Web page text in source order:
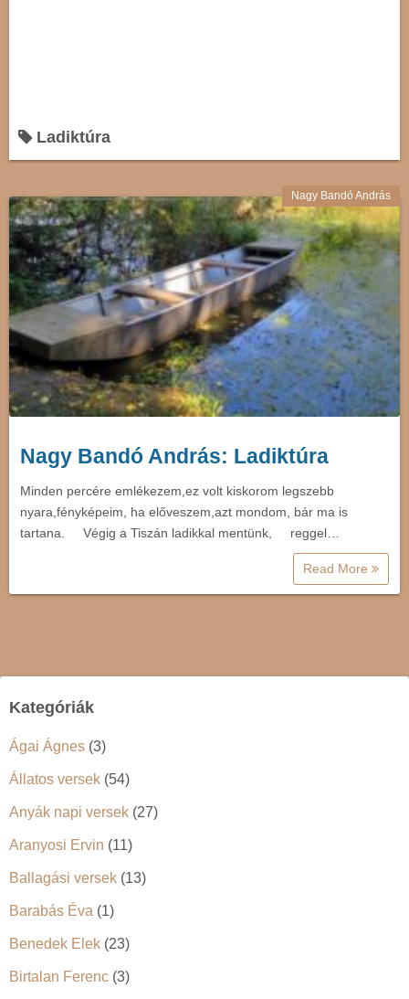
Ladiktúra
Nagy Bandó András
Nagy Bandó András: Ladiktúra
Minden percére emlékezem,ez volt kiskorom legszebb
nyara,fényképeim, ha előveszem,azt mondom, bár ma is
tartana. Végig a Tiszán ladikkal mentünk, reggel…
Read More
Kategóriák
Ágai Ágnes (3)
Állatos versek (54)
Anyák napi versek (27)
Aranyosi Ervin (11)
Ballagási versek (13)
Barabás Éva (1)
Benedek Elek (23)
Birtalan Ferenc (3)